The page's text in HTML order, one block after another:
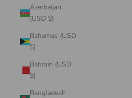
Azerbaijan
(USD $)
Bahamas (USD
$)
Bahrain (USD
$)
Bangladesh